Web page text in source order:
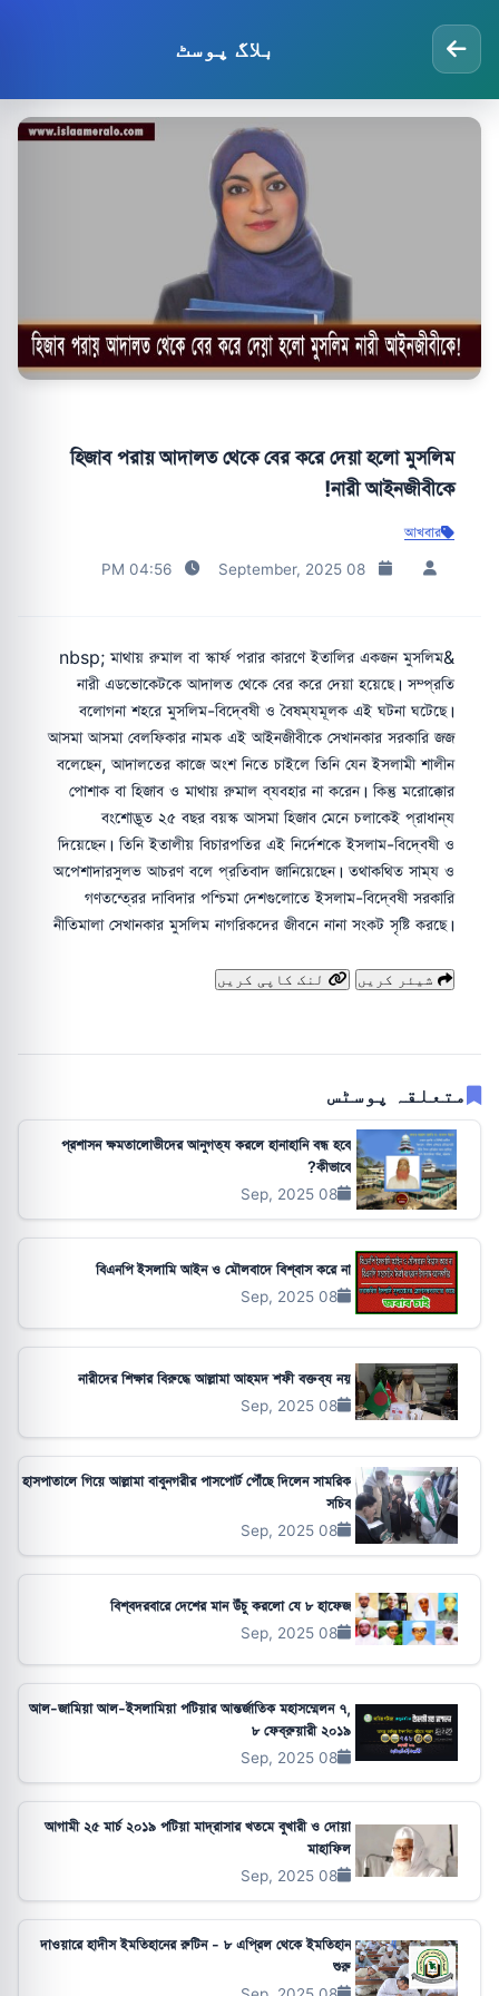
بلاگ پوسٹ
হিজাব পরায় আদালত থেকে বের করে দেয়া হলো মুসলিম
নারী আইনজীবীকে!
আখবার
08 September, 2025
04:56 PM
&nbsp; মাথায় রুমাল বা স্কার্ফ পরার কারণে ইতালির একজন মুসলিম
নারী এডভোকেটকে আদালত থেকে বের করে দেয়া হয়েছে। সম্প্রতি
বলোগনা শহরে মুসলিম-বিদ্বেষী ও বৈষম্যমূলক এই ঘটনা ঘটেছে।
আসমা আসমা বেলফিকার নামক এই আইনজীবীকে সেখানকার সরকারি জজ
বলেছেন, আদালতের কাজে অংশ নিতে চাইলে তিনি যেন ইসলামী শালীন
পোশাক বা হিজাব ও মাথায় রুমাল ব্যবহার না করেন। কিন্তু মরোক্কোর
বংশোদ্ভূত ২৫ বছর বয়স্ক আসমা হিজাব মেনে চলাকেই প্রাধান্য
দিয়েছেন। তিনি ইতালীয় বিচারপতির এই নির্দেশকে ইসলাম-বিদ্বেষী ও
অপেশাদারসুলভ আচরণ বলে প্রতিবাদ জানিয়েছেন। তথাকথিত সাম্য ও
গণতন্ত্রের দাবিদার পশ্চিমা দেশগুলোতে ইসলাম-বিদ্বেষী সরকারি
নীতিমালা সেখানকার মুসলিম নাগরিকদের জীবনে নানা সংকট সৃষ্টি করছে।
متعلقہ پوسٹس
প্রশাসন ক্ষমতালোভীদের আনুগত্য করলে হানাহানি বন্ধ হবে
কীভাবে?
08 Sep, 2025
বিএনপি ইসলামি আইন ও মৌলবাদে বিশ্বাস করে না
08 Sep, 2025
নারীদের শিক্ষার বিরুদ্ধে আল্লামা আহমদ শফী বক্তব্য নয়
08 Sep, 2025
হাসপাতালে গিয়ে আল্লামা বাবুনগরীর পাসপোর্ট পৌঁছে দিলেন সামরিক
সচিব
08 Sep, 2025
বিশ্বদরবারে দেশের মান উঁচু করলো যে ৮ হাফেজ
08 Sep, 2025
আল-জামিয়া আল-ইসলামিয়া পটিয়ার আন্তর্জাতিক মহাসম্মেলন ৭,
৮ ফেব্রুয়ারী ২০১৯
08 Sep, 2025
আগামী ২৫ মার্চ ২০১৯ পটিয়া মাদ্রাসার খতমে বুখারী ও দোয়া
মাহাফিল
08 Sep, 2025
দাওয়ারে হাদীস ইমতিহানের রুটিন - ৮ এপ্রিল থেকে ইমতিহান
শুরু